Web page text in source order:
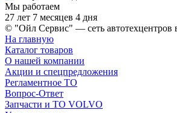
Мы работаем
27 лет 7 месяцев 4 дня
© "Ойл Сервис" — сеть автотехцентров
На главную
Каталог товаров
О нашей компании
Акции и спецпредложения
Регламентное ТО
Вопрос-Ответ
Запчасти и ТО VOLVO